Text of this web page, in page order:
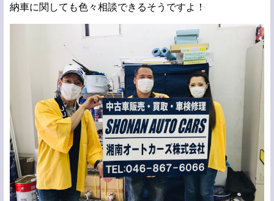
納車に関しても色々相談できるそうですよ！